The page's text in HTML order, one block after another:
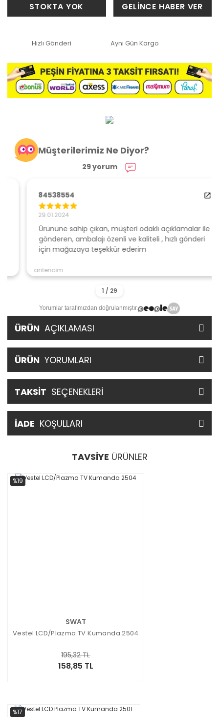
STOKTA YOK GELİNCE HABER VER
Hızlı Gönderi Aynı Gün Kargo
Müşterilerimiz Ne Diyor?
29 yorum
84538554
29.01.2024
Ürününe sahip çıkan, müşteri odaklı açıklamalar ile
gönderen, ambalajı özenli ve kaliteli , hızlı gönderi
için mağazaya teşekkür ederim
antencim
Yorumlar tarafımızdan doğrulanmıştır.
ÜRÜN AÇIKLAMASI
ÜRÜN YORUMLARI
TAKSİT SEÇENEKLERİ
İADE KOŞULLARI
TAVSİYE ÜRÜNLER
%19
SWAT
Vestel LCD/Plazma TV Kumanda 2504
158,85 TL
195,32 TL
%17